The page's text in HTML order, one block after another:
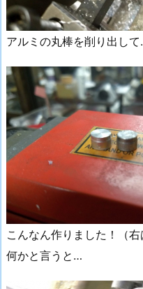
アルミの丸棒を削り出し
こんなん作りました！（右
何かと言うと…